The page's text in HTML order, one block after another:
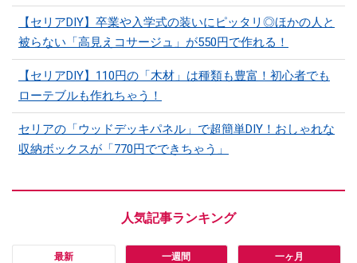
【セリアDIY】卒業や入学式の装いにピッタリ◎ほかの人と
被らない「高見えコサージュ」が550円で作れる！
【セリアDIY】110円の「木材」は種類も豊富！初心者でも
ローテブルも作れちゃう！
セリアの「ウッドデッキパネル」で超簡単DIY！おしゃれな
収納ボックスが「770円でできちゃう」
最新 一週間 一ヶ月